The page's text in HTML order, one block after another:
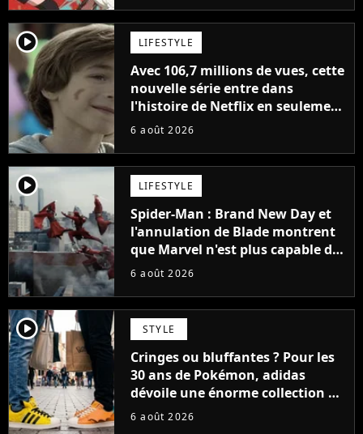
player2 LIFESTYLE
Avec 106,7 millions de vues, cette
nouvelle série entre dans
l'histoire de Netflix en seulement
48 jours
6 août 2026
player2 LIFESTYLE
Spider-Man : Brand New Day et
l'annulation de Blade montrent
que Marvel n'est plus capable de
faire quoi que ce soit de simple
6 août 2026
player2 STYLE
Cringes ou bluffantes ? Pour les
30 ans de Pokémon, adidas
dévoile une énorme collection de
sneakers et je ne sais pas quoi en
6 août 2026